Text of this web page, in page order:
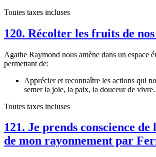
Toutes taxes incluses
120. Récolter les fruits de
Agathe Raymond nous amène dans un espace
permettant de:
Apprécier et reconnaître les actions qui
semer la joie, la paix, la douceur de vivre.
Toutes taxes incluses
121. Je prends conscience
de mon rayonnement par